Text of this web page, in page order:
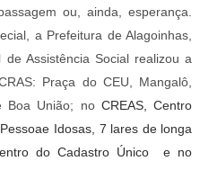
ou, ainda, esperança.
a Prefeitura de Alagoinhas,
Assistência Social realizou a
Praça do CEU, Mangalô,
Boa União; noCREAS, Centro
Idosas, 7 lares de longa
do Cadastro Único e no